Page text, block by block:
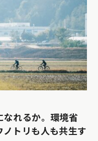
なれるか。環境省
ノトリも人も共生す